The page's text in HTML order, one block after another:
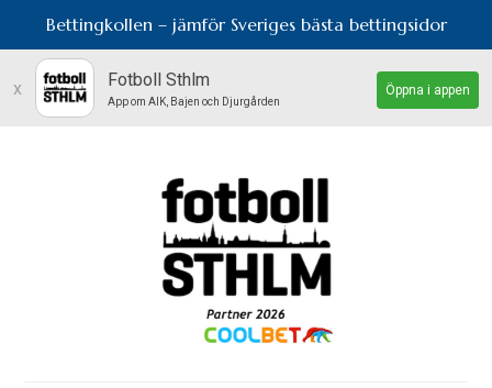
Bettingkollen – jämför Sveriges bästa bettingsidor
x Fotboll Sthlm
App om AIK, Bajen och Djurgården
Öppna i appen